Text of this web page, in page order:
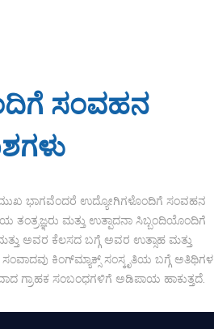
ಸಂವಹನ
ಭಾಗವೆಂದರೆ ಉದ್ಯೋಗಿಗಳೊಂದಿಗೆ ಸಂವಹನ
ಮತ್ತು ಉತ್ಪಾದನಾ ಸಿಬ್ಬಂದಿಯೊಂದಿಗೆ
ಅವರ ಕೆಲಸದ ಬಗ್ಗೆ ಅವರ ಉತ್ಸಾಹ ಮತ್ತು
ಕಿಂಗ್‌ಮ್ಯಾಕ್ಸ್ ಸಂಸ್ಕೃತಿಯ ಬಗ್ಗೆ ಅತಿಥಿಗಳ
ಗ್ರಾಹಕ ಸಂಬಂಧಗಳಿಗೆ ಅಡಿಪಾಯ ಹಾಕುತ್ತದೆ.